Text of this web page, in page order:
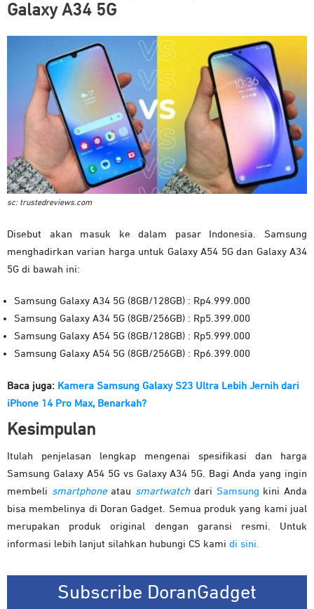
Galaxy A34 5G
sc: trustedreviews.com
Disebut akan masuk ke dalam pasar Indonesia. Samsung
menghadirkan varian harga untuk Galaxy A54 5G dan Galaxy A34
5G di bawah ini:
Samsung Galaxy A34 5G (8GB/128GB) : Rp4.999.000
Samsung Galaxy A34 5G (8GB/256GB) : Rp5.399.000
Samsung Galaxy A54 5G (8GB/128GB) : Rp5.999.000
Samsung Galaxy A54 5G (8GB/256GB) : Rp6.399.000
Baca juga: Kamera Samsung Galaxy S23 Ultra Lebih Jernih dari
iPhone 14 Pro Max, Benarkah?
Kesimpulan
Itulah penjelasan lengkap mengenai spesifikasi dan harga
Samsung Galaxy A54 5G vs Galaxy A34 5G. Bagi Anda yang ingin
membeli smartphone atau smartwatchdari Samsung kini Anda
bisa membelinya di Doran Gadget. Semua produk yang kami jual
merupakan produk original dengan garansi resmi. Untuk
informasi lebih lanjut silahkan hubungi CS kami di sini.
Subscribe DoranGadget